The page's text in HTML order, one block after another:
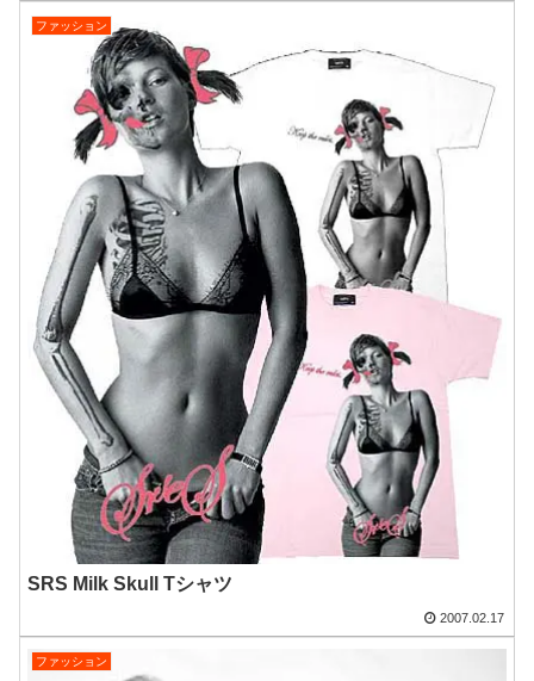
ファッション
SRS Milk Skull Tシャツ
2007.02.17
ファッション